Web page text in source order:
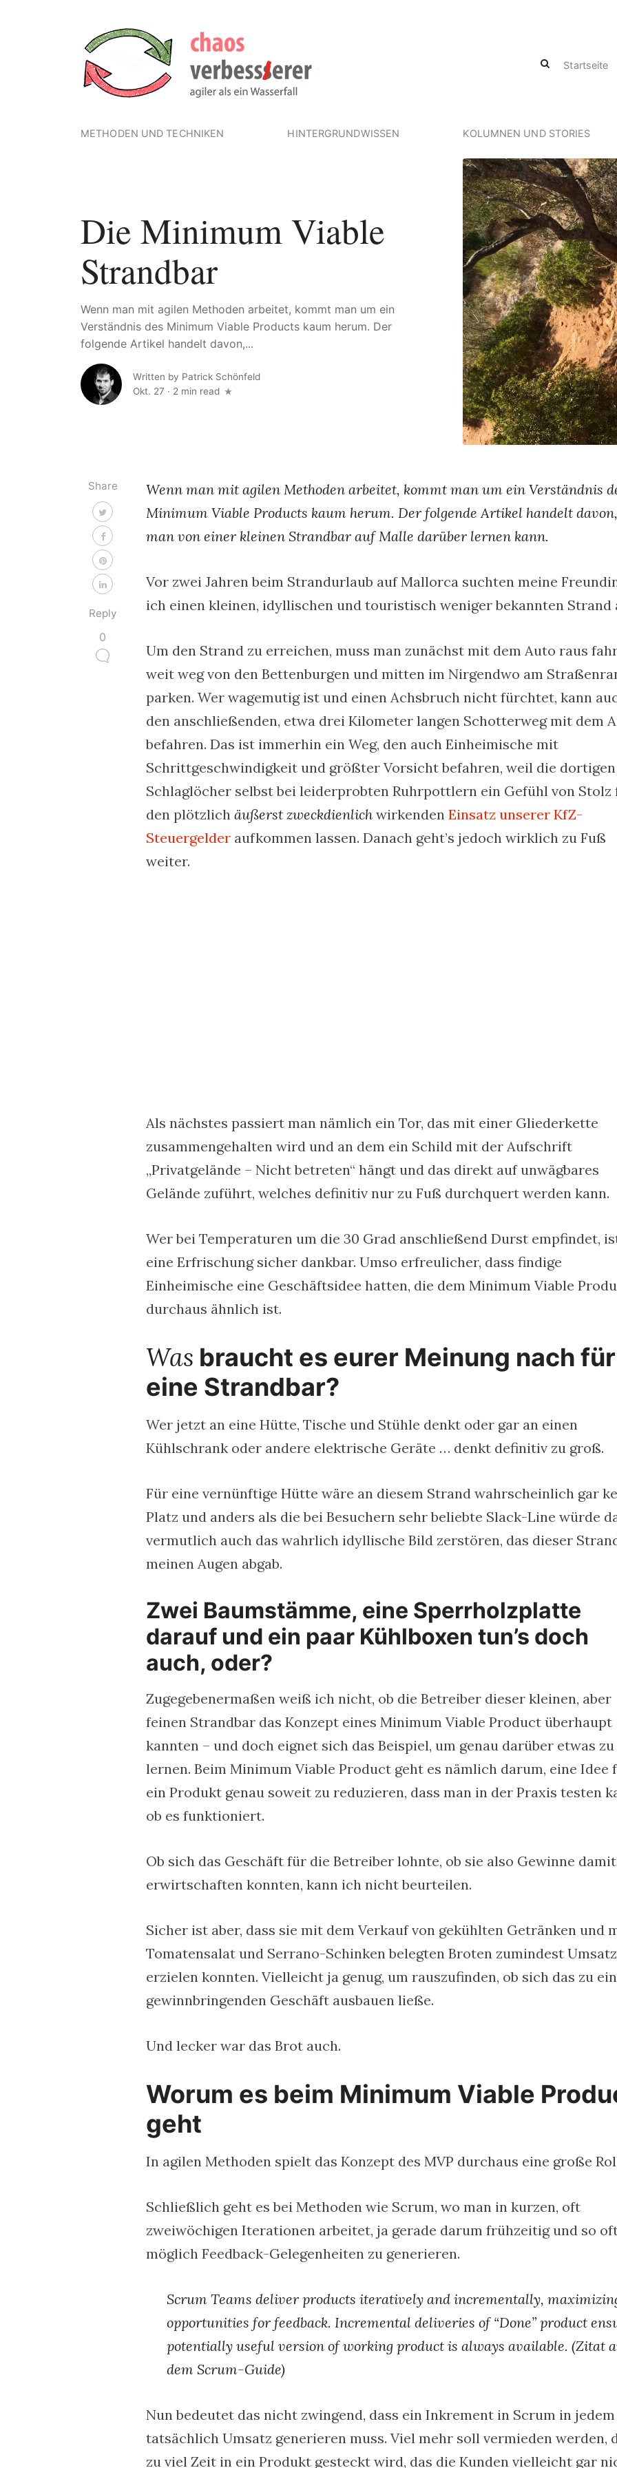
Startseite
METHODEN UND TECHNIKEN HINTERGRUNDWISSEN KOLUMNEN UND STORIES
Die Minimum Viable
Strandbar
Wenn man mit agilen Methoden arbeitet, kommt man um ein
Verständnis des Minimum Viable Products kaum herum. Der
folgende Artikel handelt davon,...
Written by Patrick Schönfeld
Okt. 27 · 2 min read
Wenn man mit agilen Methoden arbeitet, kommt man um ein Verständnis
Minimum Viable Products kaum herum. Der folgende Artikel handelt
man von einer kleinen Strandbar auf Malle darüber lernen kann.
Vor zwei Jahren beim Strandurlaub auf Mallorca suchten meine
ich einen kleinen, idyllischen und touristisch weniger bekannten Strand
Um den Strand zu erreichen, muss man zunächst mit dem Auto raus
weit weg von den Bettenburgen und mitten im Nirgendwo am
parken. Wer wagemutig ist und einen Achsbruch nicht fürchtet, kann
den anschließenden, etwa drei Kilometer langen Schotterweg mit dem
befahren. Das ist immerhin ein Weg, den auch Einheimische mit
Schrittgeschwindigkeit und größter Vorsicht befahren, weil die dortigen
Schlaglöcher selbst bei leiderprobten Ruhrpottlern ein Gefühl von Stolz
den plötzlich äußerst zweckdienlichwirkenden Einsatz unserer KfZ-
Steuergelderaufkommen lassen. Danach geht’s jedoch wirklich zu Fuß
weiter.
Als nächstes passiert man nämlich ein Tor, das mit einer Gliederkette
zusammengehalten wird und an dem ein Schild mit der Aufschrift
„Privatgelände – Nicht betreten“ hängt und das direkt auf unwägbares
Gelände zuführt, welches definitiv nur zu Fuß durchquert werden kann.
Wer bei Temperaturen um die 30 Grad anschließend Durst empfindet,
eine Erfrischung sicher dankbar. Umso erfreulicher, dass findige
Einheimische eine Geschäftsidee hatten, die dem Minimum Viable
durchaus ähnlich ist.
Was braucht es eurer Meinung nach für
eine Strandbar?
Wer jetzt an eine Hütte, Tische und Stühle denkt oder gar an einen
Kühlschrank oder andere elektrische Geräte … denkt definitiv zu groß.
Für eine vernünftige Hütte wäre an diesem Strand wahrscheinlich gar
Platz und anders als die bei Besuchern sehr beliebte Slack-Line würde
vermutlich auch das wahrlich idyllische Bild zerstören, das dieser
meinen Augen abgab.
Zwei Baumstämme, eine Sperrholzplatte
darauf und ein paar Kühlboxen tun’s doch
auch, oder?
Zugegebenermaßen weiß ich nicht, ob die Betreiber dieser kleinen, aber
feinen Strandbar das Konzept eines Minimum Viable Product überhaupt
kannten – und doch eignet sich das Beispiel, um genau darüber etwas zu
lernen. Beim Minimum Viable Product geht es nämlich darum, eine Idee
ein Produkt genau soweit zu reduzieren, dass man in der Praxis testen
ob es funktioniert.
Ob sich das Geschäft für die Betreiber lohnte, ob sie also Gewinne damit
erwirtschaften konnten, kann ich nicht beurteilen.
Sicher ist aber, dass sie mit dem Verkauf von gekühlten Getränken und
Tomatensalat und Serrano-Schinken belegten Broten zumindest Umsatz
erzielen konnten. Vielleicht ja genug, um rauszufinden, ob sich das zu
gewinnbringenden Geschäft ausbauen ließe.
Und lecker war das Brot auch.
Worum es beim Minimum Viable
geht
In agilen Methoden spielt das Konzept des MVP durchaus eine große
Schließlich geht es bei Methoden wie Scrum, wo man in kurzen, oft
zweiwöchigen Iterationen arbeitet, ja gerade darum frühzeitig und so
möglich Feedback-Gelegenheiten zu generieren.
Scrum Teams deliver products iteratively and incrementally,
opportunities for feedback. Incremental deliveries of “Done” product
potentially useful version of working product is always available. (Zitat
dem Scrum-Guide)
Nun bedeutet das nicht zwingend, dass ein Inkrement in Scrum in jedem
tatsächlich Umsatz generieren muss. Viel mehr soll vermieden werden,
zu viel Zeit in ein Produkt gesteckt wird, das die Kunden vielleicht gar
Share
Reply
0